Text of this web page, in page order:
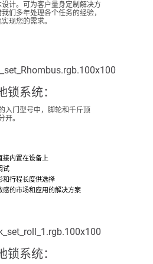
计。可为客户量身定制解决方
们多年处理各个任务的经验，
现您的需求。
锁系统：
入门型号中，脚轮和千斤顶
开。
接内置在设备上
试
和行程长度供选择
感的市场和应用的解决方案
锁系统：